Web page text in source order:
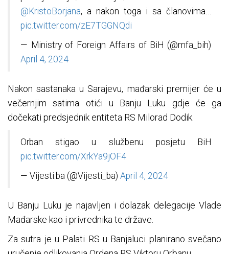
@KristoBorjana, a nakon toga i sa članovima…
pic.twitter.com/zE7TGGNQdi
— Ministry of Foreign Affairs of BiH (@mfa_bih)
April 4, 2024
Nakon sastanaka u Sarajevu, mađarski premijer će u
večernjim satima otići u Banju Luku gdje će ga
dočekati predsjednik entiteta RS Milorad Dodik.
Orban stigao u službenu posjetu BiH
pic.twitter.com/XrkYa9jOF4
— Vijesti.ba (@Vijesti_ba) April 4, 2024
U Banju Luku je najavljen i dolazak delegacije Vlade
Mađarske kao i privrednika te države.
Za sutra je u Palati RS u Banjaluci planirano svečano